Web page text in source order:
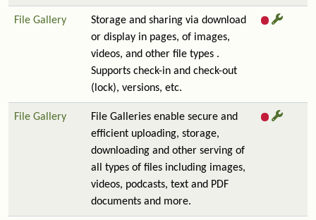
File Gallery
Storage and sharing via download
or display in pages, of images,
videos, and other file types .
Supports check-in and check-out
(lock), versions, etc.
File Gallery
File Galleries enable secure and
efficient uploading, storage,
downloading and other serving of
all types of files including images,
videos, podcasts, text and PDF
documents and more.